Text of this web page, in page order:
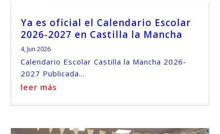
Ya es oficial el Calendario Escolar
2026-2027 en Castilla la Mancha
4, Jun 2026
Calendario Escolar Castilla la Mancha 2026-
2027 Publicada...
leer más